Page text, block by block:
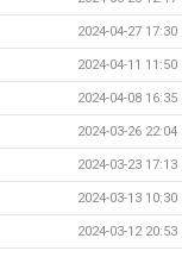
2024-04-27 17:30
2024-04-11 11:50
2024-04-08 16:35
2024-03-26 22:04
2024-03-23 17:13
2024-03-13 10:30
2024-03-12 20:53